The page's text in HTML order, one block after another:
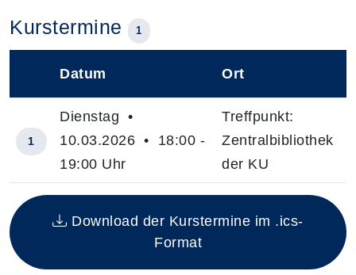
Kurstermine 1
Insgesamt gibt es 1 Termine zum diesen Kurs
Datum Ort
1
Dienstag •
10.03.2026 • 18:00 -
19:00 Uhr
Treffpunkt:
Zentralbibliothek
der KU
Download der Kurstermine im .ics-
Format